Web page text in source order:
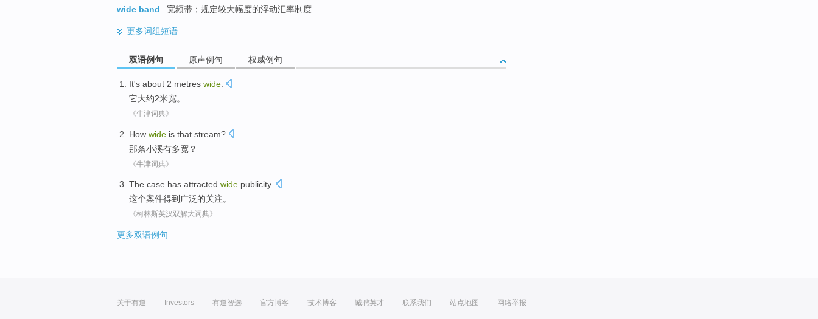
wide band
宽频带；规定较大幅度的浮动汇率制度
更多词组短语
双语例句 原声例句 权威例句
It's about 2 metres wide
它大约2米宽。
《牛津词典》
How wide is that stream?
那条小溪有多宽 ？
《牛津词典》
The case has attracted wide publicity.
这个案件得到 广泛的关注。
《柯林斯英汉双解大词典》
更多双语例句
关于有道 Investors 有道智选 官方博客 技术博客 诚聘英才 联系我们 站点地图 网络举报